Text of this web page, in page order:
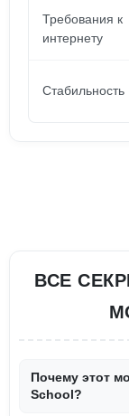
Требования к
интернету
Стабильность
ВСЕ
Почему этот
School?